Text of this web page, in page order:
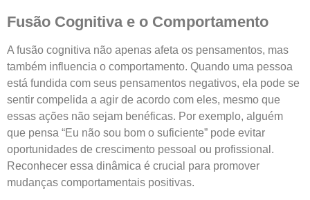
Fusão Cognitiva e o Comportamento
A fusão cognitiva não apenas afeta os pensamentos, mas
também influencia o comportamento. Quando uma pessoa
está fundida com seus pensamentos negativos, ela pode se
sentir compelida a agir de acordo com eles, mesmo que
essas ações não sejam benéficas. Por exemplo, alguém
que pensa “Eu não sou bom o suficiente” pode evitar
oportunidades de crescimento pessoal ou profissional.
Reconhecer essa dinâmica é crucial para promover
mudanças comportamentais positivas.